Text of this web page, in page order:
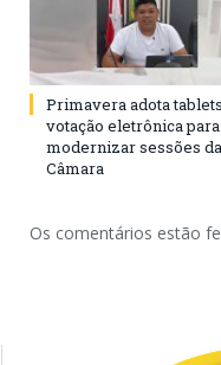
Primavera adota
votação eletrônica para
modernizar sessões da
Câmara
Os comentários estão